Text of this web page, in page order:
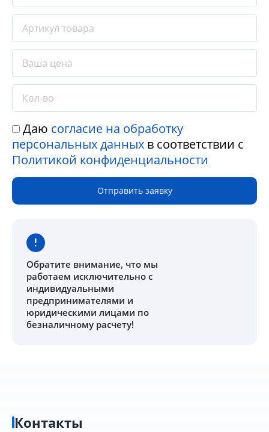
Даю согласие на обработку
персональных данных в соответствии с
Политикой конфиденциальности
Отправить заявку
Обратите внимание, что мы
работаем исключительно с
индивидуальными
предпринимателями и
юридическими лицами по
безналичному расчету!
Контакты